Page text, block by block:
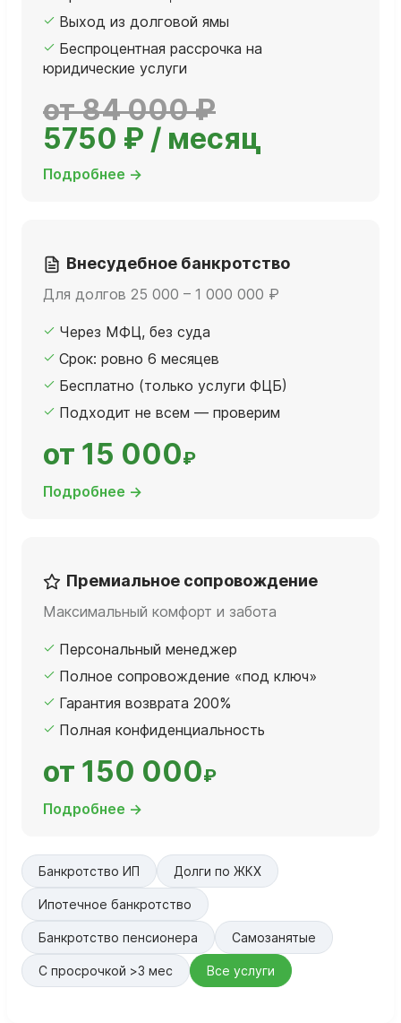
Выход из долговой ямы
Беспроцентная рассрочка на
юридические услуги
от 84 000 ₽
5750 ₽ / месяц
Подробнее →
Внесудебное банкротство
Для долгов 25 000 – 1 000 000 ₽
Через МФЦ, без суда
Срок: ровно 6 месяцев
Бесплатно (только услуги ФЦБ)
Подходит не всем — проверим
от 15 000₽
Подробнее →
Премиальное сопровождение
Максимальный комфорт и забота
Персональный менеджер
Полное сопровождение «под ключ»
Гарантия возврата 200%
Полная конфиденциальность
от 150 000₽
Подробнее →
Банкротство ИП Долги по ЖКХ
Ипотечное банкротство
Банкротство пенсионера Самозанятые
С просрочкой >3 мес Все услуги